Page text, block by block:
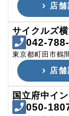
店舗
サイクルズ
042-
東京都町田市鶴
店舗
国立府中イ
050-